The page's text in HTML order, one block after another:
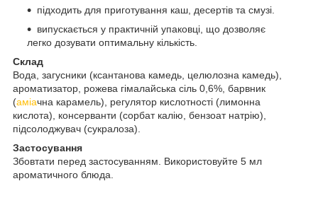
підходить для приготування каш, десертів та смузі.
випускається у практичній упаковці, що дозволяє
легко дозувати оптимальну кількість.
Склад
Вода, загусники (ксантанова камедь, целюлозна камедь),
ароматизатор, рожева гімалайська сіль 0,6%, барвник
(аміачна карамель), регулятор кислотності (лимонна
кислота), консерванти (сорбат калію, бензоат натрію),
підсолоджувач (сукралоза).
Застосування
Збовтати перед застосуванням. Використовуйте 5 мл
ароматичного блюда.